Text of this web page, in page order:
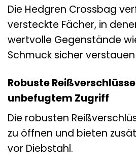
Die Hedgren Crossbag
versteckte Fächer, in
wertvolle Gegenstände
Schmuck sicher
Robuste
unbefugtem Zugriff
Die robusten
zu öffnen und bieten
vor Diebstahl.